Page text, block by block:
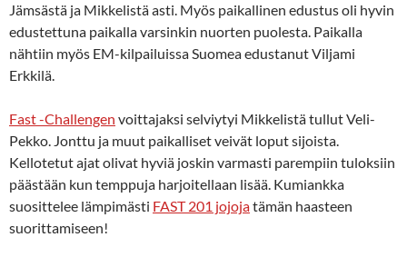
Jämsästä ja Mikkelistä asti. Myös paikallinen edustus oli hyvin
edustettuna paikalla varsinkin nuorten puolesta. Paikalla
nähtiin myös EM-kilpailuissa Suomea edustanut Viljami
Erkkilä.
Fast -Challengen voittajaksi selviytyi Mikkelistä tullut Veli-
Pekko. Jonttu ja muut paikalliset veivät loput sijoista.
Kellotetut ajat olivat hyviä joskin varmasti parempiin tuloksiin
päästään kun temppuja harjoitellaan lisää. Kumiankka
suosittelee lämpimästi FAST 201 jojojatämän haasteen
suorittamiseen!